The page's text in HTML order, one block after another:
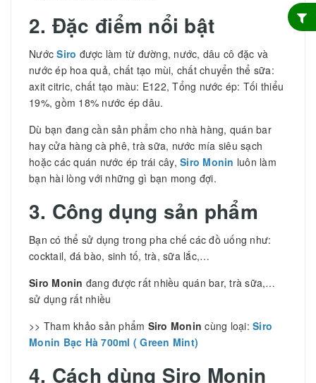
2. Đặc điểm nổi bật
NướcSiro được làm từ đường, nước, dâu cô đặc và
nước ép hoa quả, chất tạo mùi, chất chuyển thể sữa:
axit citric, chất tạo màu: E122, Tổng nước ép: Tối thiểu
19%, gồm 18% nước ép dâu.
Dù bạn đang cần sản phẩm cho nhà hàng, quán bar
hay cửa hàng cà phê, trà sữa, nước mía siêu sạch
hoặc các quán nước ép trái cây, Siro Monin luôn làm
bạn hài lòng với những gì bạn mong đợi.
3. Công dụng sản phẩm
Bạn có thể sử dụng trong pha chế các đồ uống như:
cocktail, đá bào, sinh tố, trà, sữa lắc,…
Siro Monin đang được rất nhiều quán bar, trà sữa,…
sử dụng rất nhiều
>> Tham khảo sản phẩm Siro Monincùng loại: Siro
Monin Bạc Hà 700ml ( Green Mint)
4. Cách dùng Siro Monin